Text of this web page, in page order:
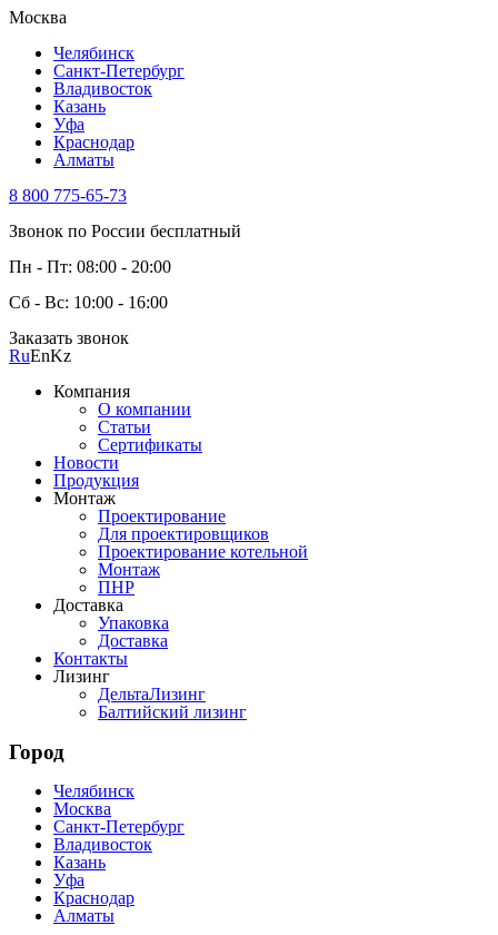
Москва
Челябинск
Санкт-Петербург
Владивосток
Казань
Уфа
Краснодар
Алматы
8 800 775-65-73
Звонок по России бесплатный
Пн - Пт: 08:00 - 20:00
Сб - Вс: 10:00 - 16:00
Заказать звонок
RuEnKz
Компания
О компании
Статьи
Сертификаты
Новости
Продукция
Монтаж
Проектирование
Для проектировщиков
Проектирование котельной
Монтаж
ПНР
Доставка
Упаковка
Доставка
Контакты
Лизинг
ДельтаЛизинг
Балтийский лизинг
Город
Челябинск
Москва
Санкт-Петербург
Владивосток
Казань
Уфа
Краснодар
Алматы